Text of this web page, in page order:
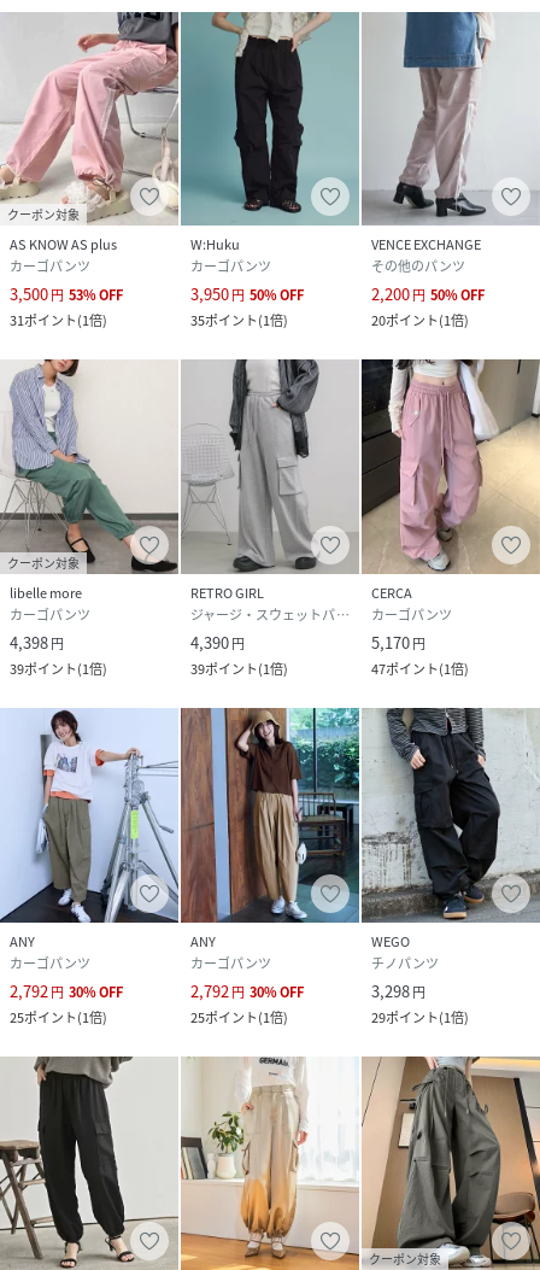
クーポン対象
AS KNOW AS plus
カーゴパンツ
3,500円 53%OFF
31ポイント(1倍)
W:Huku
カーゴパンツ
3,950円 50%OFF
35ポイント(1倍)
VENCE EXCHANGE
その他のパンツ
2,200円 50%OFF
20ポイント(1倍)
クーポン対象
libelle more
カーゴパンツ
4,398円
39ポイント(1倍)
RETRO GIRL
ジャージ・スウェットパンツ
4,390円
39ポイント(1倍)
CERCA
カーゴパンツ
5,170円
47ポイント(1倍)
ANY
カーゴパンツ
2,792 円 30%OFF
25ポイント(1倍)
ANY
カーゴパンツ
2,792 円 30%OFF
25ポイント(1倍)
WEGO
チノパンツ
3,298円
29ポイント(1倍)
クーポン対象